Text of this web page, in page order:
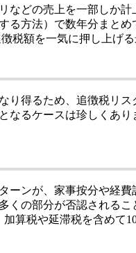
どの売上を一部しか
方法）で数年分まと
税額を一気に押し上げ
得るため、追徴税リ
るケースは珍しくあ
ンが、家事按分や経
の部分が否認される
算税や延滞税を含めて